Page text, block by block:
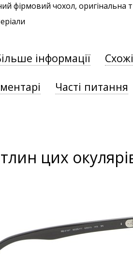
фірмовий чохол, оригінальна
інформації
Часті питання
цих